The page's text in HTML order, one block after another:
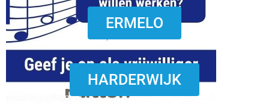
word vrijwilliger (1)
ERMELO
HARDERWIJK